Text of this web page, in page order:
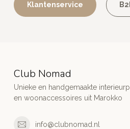
Klantenservice
Club Nomad
Unieke en handgemaakte
en woonaccessoires uit Marokko
info@clubnomad.nl